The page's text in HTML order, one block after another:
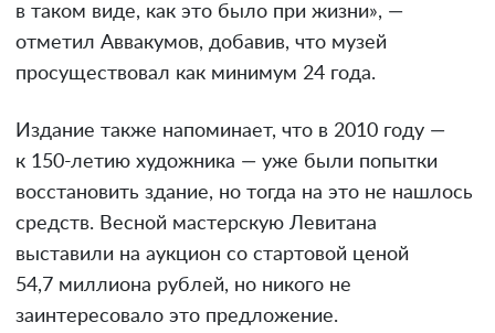
в таком виде, как это было при жизни», —
отметил Аввакумов, добавив, что музей
просуществовал как минимум 24 года.
Издание также напоминает, что в 2010 году —
к 150-летию художника — уже были попытки
восстановить здание, но тогда на это не нашлось
средств. Весной мастерскую Левитана
выставили на аукцион со стартовой ценой
54,7 миллиона рублей, но никого не
заинтересовало это предложение.